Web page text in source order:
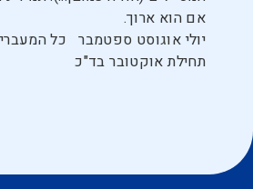
אם הוא ארוך.
יולי אוגוסט ספטמבר כל
תחילת אוקטובר בד"כ